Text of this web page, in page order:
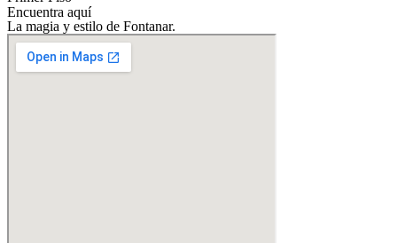
Encuentra aquí
La magia y estilo de Fontanar.